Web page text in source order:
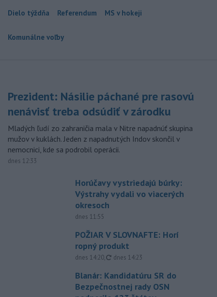
Dielo týždňa Referendum MS v hokeji
Komunálne voľby
Prezident: Násilie páchané pre rasovú
nenávisť treba odsúdiť v zárodku
Mladých ľudí zo zahraničia mala v Nitre napadnúť skupina
mužov v kuklách. Jeden z napadnutých Indov skončil v
nemocnici, kde sa podrobil operácii.
dnes 12:33
Horúčavy vystriedajú búrky:
Výstrahy vydali vo viacerých
okresoch
dnes 11:55
POŽIAR V SLOVNAFTE: Horí
ropný produkt
dnes 14:20, aktualizované
dnes 14:23
Blanár: Kandidatúru SR do
Bezpečnostnej rady OSN